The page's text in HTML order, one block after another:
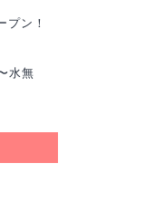
プン！
水無